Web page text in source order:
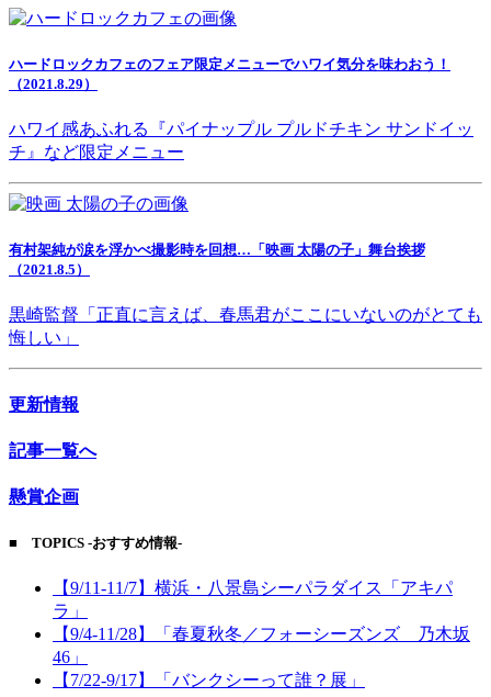
ハードロックカフェのフェア限定メニューでハワイ気分を味わおう！
（2021.8.29）
ハワイ感あふれる『パイナップル プルドチキン サンドイッ
チ』など限定メニュー
有村架純が涙を浮かべ撮影時を回想…「映画 太陽の子」舞台挨拶
（2021.8.5）
黒崎監督「正直に言えば、春馬君がここにいないのがとても
悔しい」
更新情報
記事一覧へ
懸賞企画
■ TOPICS -おすすめ情報-
【9/11-11/7】横浜・八景島シーパラダイス「アキパ
ラ」
【9/4-11/28】「春夏秋冬／フォーシーズンズ 乃木坂
46」
【7/22-9/17】「バンクシーって誰？展」